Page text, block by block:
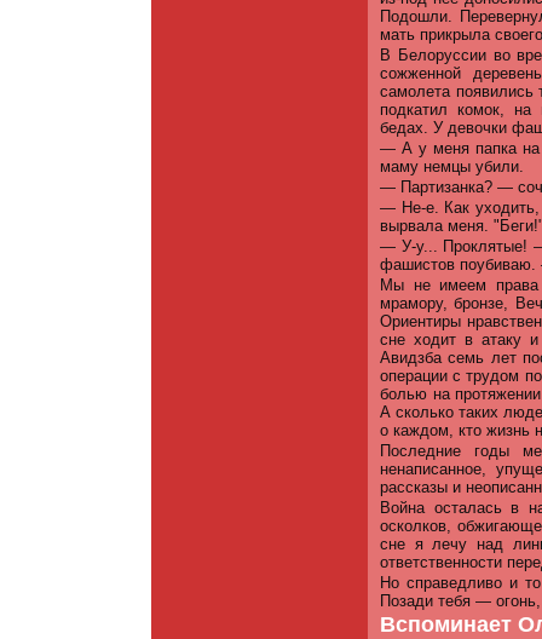
Подошли.
мать прикрыла
В Белоруссии во
сожженной
самолета появились
подкатил комок, на
бедах. У девочки
— А у меня папка
маму немцы убили.
— Партизанка? —
— Не-е. Как
вырвала меня.
— У-у... Проклятые!
фашистов поубиваю.
Мы не имеем права
мрамору, бронзе,
Ориентиры
сне ходит в атаку
Авидзба семь лет
операции с трудом
болью на
А сколько таких
о каждом, кто жизнь
Последние годы
ненаписанное,
рассказы и
Война осталась в
осколков,
сне я лечу над
ответственности
Но справедливо и
Позади тебя —
Вспоминает